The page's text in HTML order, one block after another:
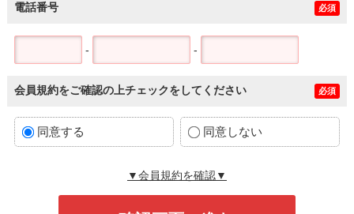
電話番号 必須
- -
会員規約をご確認の上チェックをしてください 必須
同意する 同意しない
▼会員規約を確認▼